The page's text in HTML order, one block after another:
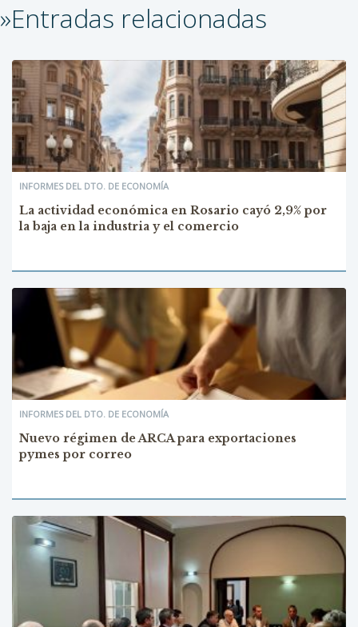
»Entradas relacionadas
INFORMES DEL DTO. DE ECONOMÍA
La actividad económica en Rosario cayó 2,9% por
la baja en la industria y el comercio
INFORMES DEL DTO. DE ECONOMÍA
Nuevo régimen de ARCA para exportaciones
pymes por correo